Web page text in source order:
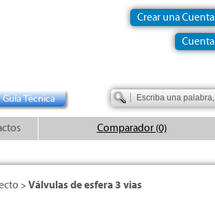
Crear una Cuenta
Cuenta
Guía Técnica
Comparador (0)
> Válvulas de esfera 3 vias